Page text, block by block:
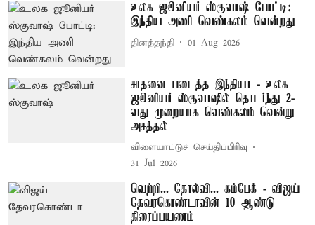
உலக ஜூனியர் ஸ்குவாஷ் போட்டி:
இந்திய அணி வெண்கலம் வென்றது
தினத்தந்தி 01 Aug 2026
சாதனை படைத்த இந்தியா - உலக
ஜூனியர் ஸ்குவாஷில் தொடர்ந்து 2-
வது முறையாக வெண்கலம் வென்று
அசத்தல்
விளையாட்டுச் செய்திப்பிரிவு
31 Jul 2026
வெற்றி... தோல்வி... கம்பேக் - விஜய்
தேவரகொண்டாவின் 10 ஆண்டு
திரைப்பயணம்